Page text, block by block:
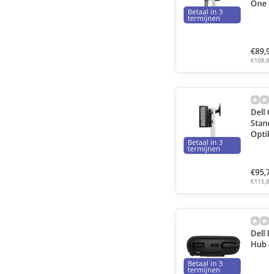
Betaal in 3
termijnen
One
Betaal in 3
termijnen
Dell
Betaal in 3
termijnen
Dell
Hub